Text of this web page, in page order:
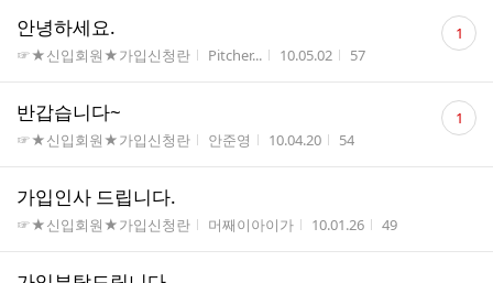
안녕하세요.
게시판명
☞★신입회원★가입신청란 작성자
Pitcher... 작성시간
10.05.02 조회수
57
댓
글 1
반갑습니다~
게시판명
☞★신입회원★가입신청란 작성자
안준영 작성시간
10.04.20 조회수
54
댓
글 1
가입인사 드립니다.
게시판명
☞★신입회원★가입신청란 작성자
머째이아이가 작성시간
10.01.26 조회수
49